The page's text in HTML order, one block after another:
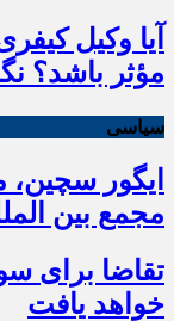
آیا وکیل
مؤثر باشد؟
سیاسی
ایگور
مجمع بین
تقاضا برای
خواهد یافت